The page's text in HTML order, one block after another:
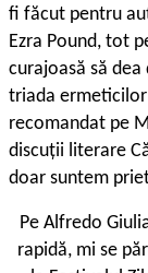
fi făcut pentru
Ezra Pound, tot
curajoasă să
triada ermeticilor
recomandat pe
discuții literare
doar suntem
Pe Alfredo
rapidă, mi se